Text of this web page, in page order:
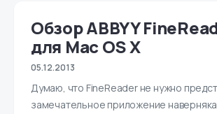
Обзор ABBYY
для Mac OS X
05.12.2013
Думаю, что FineReader не нужно
замечательное приложение